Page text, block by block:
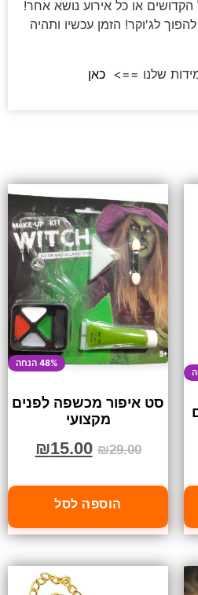
או כל אירוע נושא אחר!
לג'וקר! הזמן עכשיו ותהיה
שלנו ==> כאן
48% הנחה
סט איפור מכשפה לפנים
מקצועי
₪29.00
₪15.00
הוספה לסל